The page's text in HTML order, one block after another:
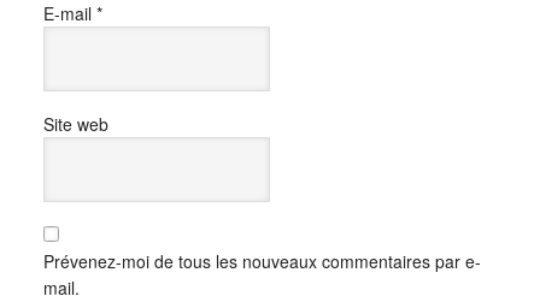
E-mail *
Site web
Prévenez-moi de tous les nouveaux commentaires par e-
mail.